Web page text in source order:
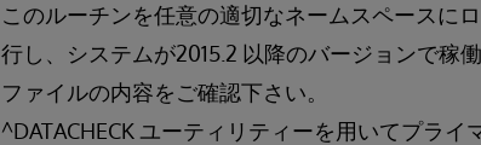
このルーチンを任意の適切なネームスペースに
行し、システムが2015.2 以降のバージョンで稼
ファイルの内容をご確認下さい。
^DATACHECK ユーティリティーを用いてプラ